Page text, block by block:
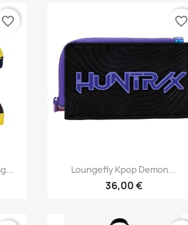
favorite_border
Aperçu rapide
Loungefly Kpop Demon...
36,00 €
favorite_border